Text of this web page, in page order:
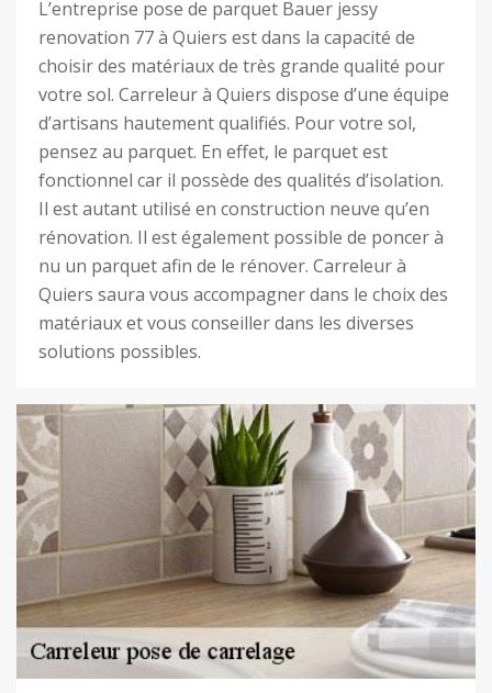
L’entreprise pose de parquet Bauer jessy
renovation 77 à Quiers est dans la capacité de
choisir des matériaux de très grande qualité pour
votre sol. Carreleur à Quiers dispose d’une équipe
d’artisans hautement qualifiés. Pour votre sol,
pensez au parquet. En effet, le parquet est
fonctionnel car il possède des qualités d’isolation.
Il est autant utilisé en construction neuve qu’en
rénovation. Il est également possible de poncer à
nu un parquet afin de le rénover. Carreleur à
Quiers saura vous accompagner dans le choix des
matériaux et vous conseiller dans les diverses
solutions possibles.